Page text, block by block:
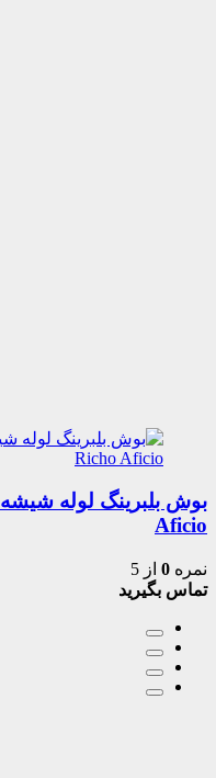
Aficio
نمره 0 از 5
تماس بگیرید